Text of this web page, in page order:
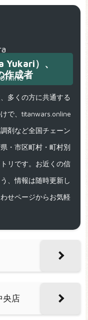
Yukari）、
作成者
多くの方に共通する
で、titanwars.online
剤など全国チェーン
・市区町村・町村別
リです。お近くの信
、情報は随時更新し
せページからお気軽
央店